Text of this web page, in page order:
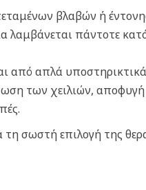
βλαβών ή
πάντοτε
απλά
των χειλιών, αποφυγή
σωστή επιλογή της